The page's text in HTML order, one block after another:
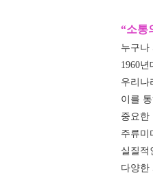
“소통
누구나
1960
우리나
이를
중요한
주류미
실질적
다양한